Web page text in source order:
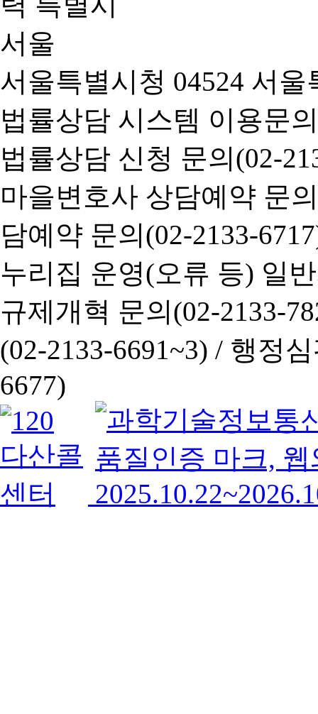
서울특별시청 04524 서
법률상담 시스템 이용문
법률상담 신청 문의(02-
마을변호사 상담예약 문
담예약 문의(02-2133-
누리집 운영(오류 등) 일
규제개혁 문의(02-2133-
(02-2133-6691~3) / 행정심
6677)